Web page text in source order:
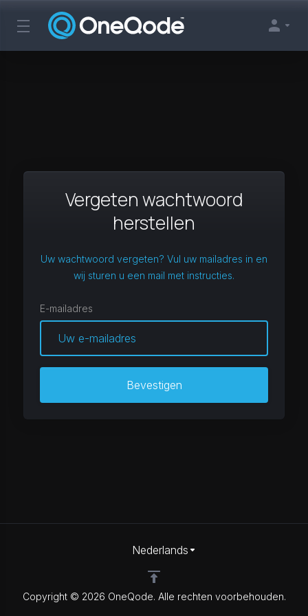
Vergeten wachtwoord
herstellen
Uw wachtwoord vergeten? Vul uw mailadres in en
wij sturen u een mail met instructies.
E-mailadres
Bevestigen
Copyright © 2026 OneQode. Alle rechten voorbehouden.
Nederlands